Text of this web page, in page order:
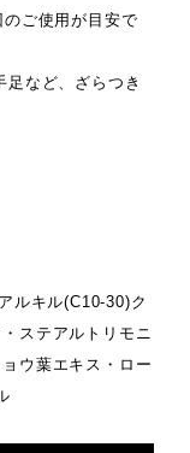
ご使用が目安で
など、ざらつき
ルキル(C10-30)ク
ステアルトリモニ
ウ葉エキス・ロー